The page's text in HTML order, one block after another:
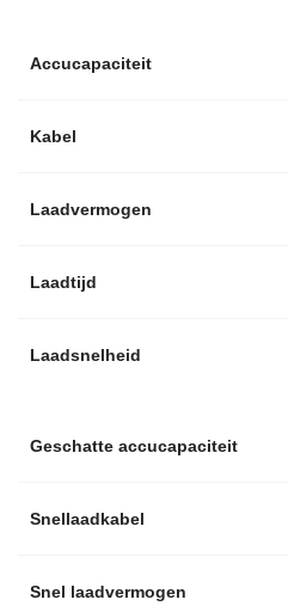
Accucapaciteit
Kabel
Laadvermogen
Laadtijd
Laadsnelheid
Geschatte accucapaciteit
Snellaadkabel
Snel laadvermogen